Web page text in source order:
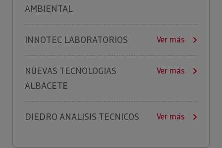
AMBIENTAL
INNOTEC LABORATORIOS Ver más
NUEVAS TECNOLOGIAS
ALBACETE
Ver más
DIEDRO ANALISIS TECNICOS Ver más